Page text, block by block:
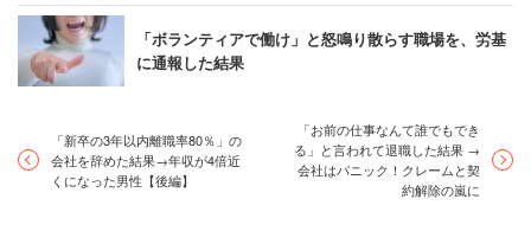
「ボランティアで働け」と怒鳴り散らす職場を、労基
に通報した結果
「新卒の3年以内離職率80％」の
会社を辞めた結果→年収が4倍近
くになった男性【後編】
「お前の仕事なんて誰でもでき
る」と言われて退職した結果 →
会社はパニック！クレームと契
約解除の嵐に